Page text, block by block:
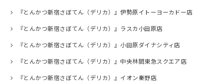
『とんかつ新宿さぼてん（デリカ）』伊勢原イトーヨーカドー店
『とんかつ新宿さぼてん（デリカ）』ラスカ小田原店
『とんかつ新宿さぼてん（デリカ）』小田原ダイナシティ店
『とんかつ新宿さぼてん（デリカ）』中央林間東急スクエア店
『とんかつ新宿さぼてん（デリカ）』イオン秦野店